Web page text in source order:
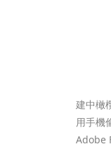
建中橄
用手機
Adobe